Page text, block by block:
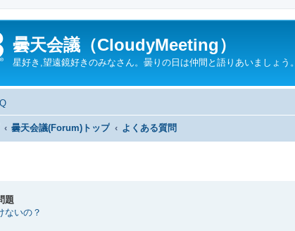
曇天会議（CloudyMeeting）
星好き,望遠鏡好きのみなさん。曇りの日は仲間と語りあいましょう。
曇天会議(Forum)トップ よくある質問
題
ないの？